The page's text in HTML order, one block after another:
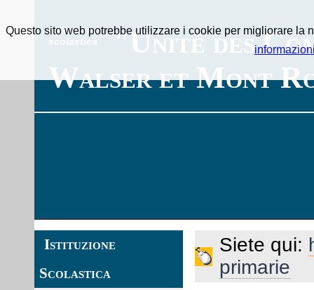
Istituzione
scolastica
"Unité des
Walser et Mont
Istituzione
Scolastica
Siete qui:
primarie
Questo sito web potrebbe utilizzare i cookie per migliorare